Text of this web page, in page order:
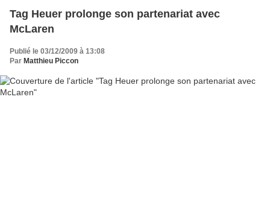
Tag Heuer prolonge son partenariat avec
McLaren
Publié le 03/12/2009 à 13:08
Par Matthieu Piccon